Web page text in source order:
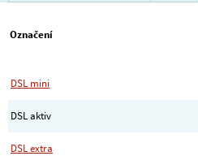
Označení
DSL mini
DSL aktiv
DSL extra